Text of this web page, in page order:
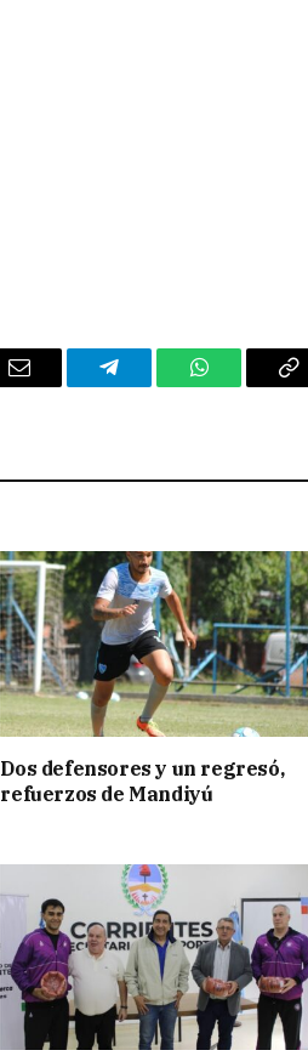
Email Telegram WhatsApp
Dos defensores y un regresó,
refuerzos de Mandiyú